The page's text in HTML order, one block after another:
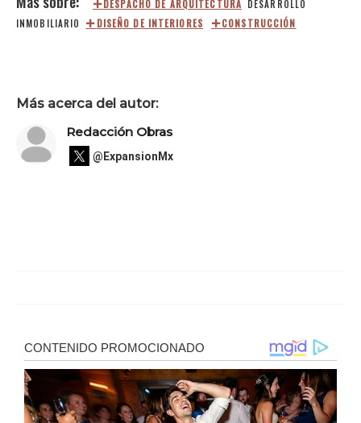
DESPACHO DE ARQUITECTURA
DESARROLLO
INMOBILIARIO
DISEÑO DE INTERIORES CONSTRUCCIÓN
Más acerca del autor:
Redacción Obras
@ExpansionMx